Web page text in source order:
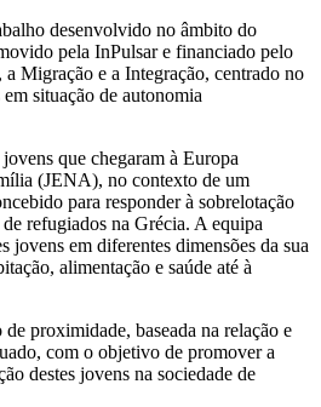
desenvolvido no âmbito do
pela InPulsar e financiado pelo
Migração e a Integração, centrado no
situação de autonomia
que chegaram à Europa
(JENA), no contexto de um
para responder à sobrelotação
refugiados na Grécia. A equipa
jovens em diferentes dimensões da sua
alimentação e saúde até à
proximidade, baseada na relação e
com o objetivo de promover a
destes jovens na sociedade de